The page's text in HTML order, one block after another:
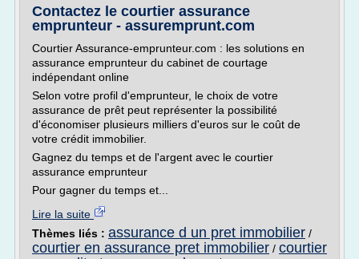
Contactez le courtier assurance
emprunteur - assuremprunt.com
Courtier Assurance-emprunteur.com : les solutions en
assurance emprunteur du cabinet de courtage
indépendant online
Selon votre profil d'emprunteur, le choix de votre
assurance de prêt peut représenter la possibilité
d'économiser plusieurs milliers d'euros sur le coût de
votre crédit immobilier.
Gagnez du temps et de l'argent avec le courtier
assurance emprunteur
Pour gagner du temps et...
Lire la suite
Thèmes liés : assurance d un pret immobilier /
courtier en assurance pret immobilier / courtier